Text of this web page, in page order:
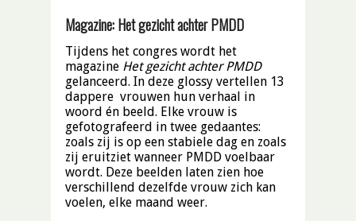
Magazine: Het gezicht achter PMDD
Tijdens het congres wordt het
magazine Het gezicht achter PMDD
gelanceerd. In deze glossy vertellen 13
dappere vrouwen hun verhaal in
woord én beeld. Elke vrouw is
gefotografeerd in twee gedaantes:
zoals zij is op een stabiele dag en zoals
zij eruitziet wanneer PMDD voelbaar
wordt. Deze beelden laten zien hoe
verschillend dezelfde vrouw zich kan
voelen, elke maand weer.